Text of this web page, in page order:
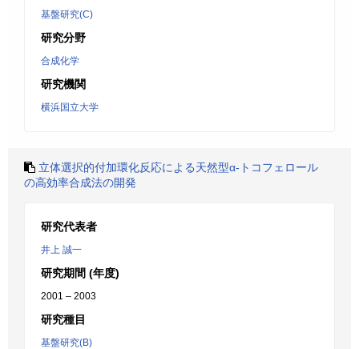
基盤研究(C)
研究分野
合成化学
研究機関
横浜国立大学
立体選択的付加環化反応による天然型α-トコフェロール
の高効率合成法の開発
研究代表者
井上 誠一
研究期間 (年度)
2001 – 2003
研究種目
基盤研究(B)